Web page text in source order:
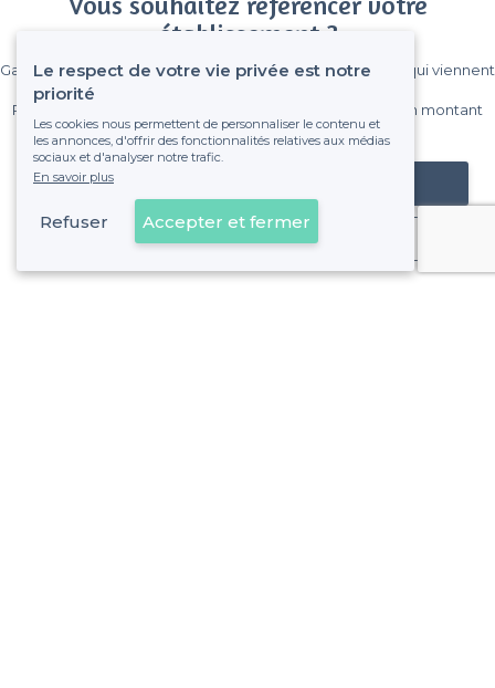
établissement ?
Gagnez de nombreux clients parmi le million de visiteurs qui viennent
Pas de commissions et sans engagement, vous payez un montant
fixe sans risque de voir déraper la facture.
Référencer mon établissement
Déjà client
Le respect de votre vie privée est notre
priorité
Les cookies nous permettent de personnaliser le contenu et
les annonces, d'offrir des fonctionnalités relatives aux médias
sociaux et d'analyser notre trafic.
En savoir plus
Refuser Accepter et fermer